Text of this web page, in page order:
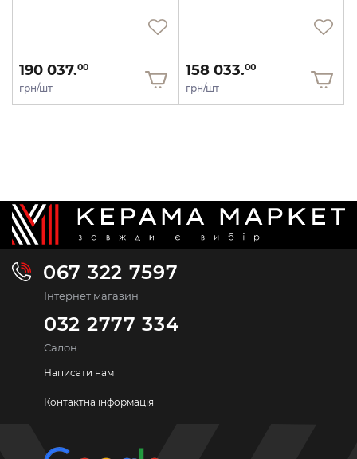
190 037.00
грн/шт
158 033.00
грн/шт
067 322 7597
Інтернет магазин
032 2777 334
Салон
Написати нам
Контактна інформація